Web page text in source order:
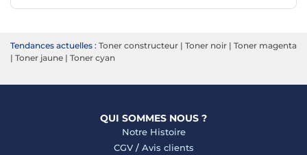
Tendances actuelles : Toner constructeur | Toner noir | Toner magenta
| Toner jaune | Toner cyan
QUI SOMMES NOUS ?
Notre Histoire
CGV/ Avis clients